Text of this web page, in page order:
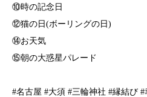
⑩時の記念日
⑫猫の日(ボーリングの日)
⑭お天気
⑮朝の大惑星パレード
#名古屋 #大須 #三輪神社 #縁結び